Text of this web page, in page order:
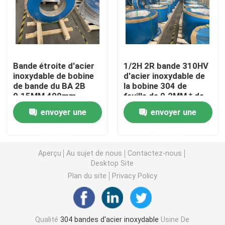
bandes de l'acier inoxydable 304L
Bande d'acier inoxydable laminée à froid
Bobine de l'acier inoxydable 301
bobine de bande ss
Bande d'acier inoxydable de précision
Rouleau de bande en acier inoxydable
Bande étroite d'acier
inoxydable de bobine
de bande du BA 2B
0.15MM 400mm
solides solubles
d'ASTMenvoyer une
1/2H 2R bande 310HV
d'acier inoxydable de
la bobine 304 de
feuille de 0.2MM * de
450mm heure
envoyer une
Aperçu Au sujet de nous
Contactez-nous
Desktop Site
Plan du site
Privacy Policy
Qualité304 bandes d'acier inoxydable Usine De